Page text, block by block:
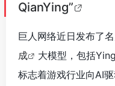
QianYing”
巨人网络近日发布了
成
大模型，包括
标志着游戏行业向AI